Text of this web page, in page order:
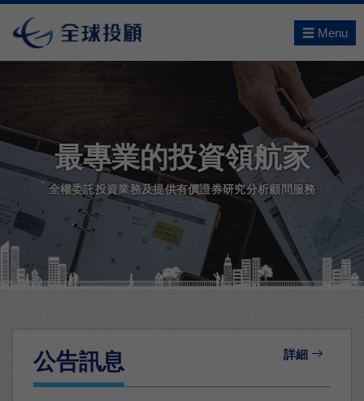
☰ Menu
最專業的投資領航家
全權委託投資業務及提供有價證券研究分析顧問服務
公告訊息 詳細